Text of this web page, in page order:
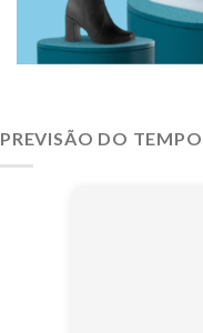
PREVISÃO DO TEMPO